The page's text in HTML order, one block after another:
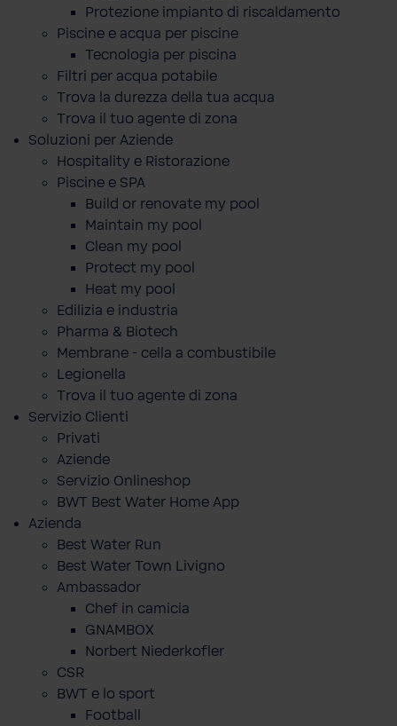
Protezione impianto di riscaldamento
Piscine e acqua per piscine
Tecnologia per piscina
Filtri per acqua potabile
Trova la durezza della tua acqua
Trova il tuo agente di zona
Soluzioni per Aziende
Hospitality e Ristorazione
Piscine e SPA
Build or renovate my pool
Maintain my pool
Clean my pool
Protect my pool
Heat my pool
Edilizia e industria
Pharma & Biotech
Membrane - cella a combustibile
Legionella
Trova il tuo agente di zona
Servizio Clienti
Privati
Aziende
Servizio Onlineshop
BWT Best Water Home App
Azienda
Best Water Run
Best Water Town Livigno
Ambassador
Chef in camicia
GNAMBOX
Norbert Niederkofler
CSR
BWT e lo sport
Football